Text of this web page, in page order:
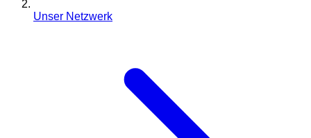
Unser Netzwerk